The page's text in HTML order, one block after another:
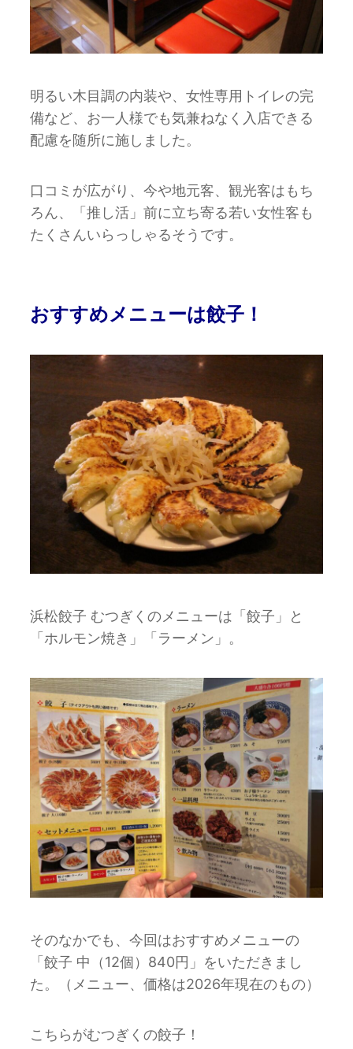
明るい木目調の内装や、女性専用トイレの完
備など、お一人様でも気兼ねなく入店できる
配慮を随所に施しました。
口コミが広がり、今や地元客、観光客はもち
ろん、「推し活」前に立ち寄る若い女性客も
たくさんいらっしゃるそうです。
おすすめメニューは餃子！
浜松餃子 むつぎくのメニューは「餃子」と
「ホルモン焼き」「ラーメン」。
そのなかでも、今回はおすすめメニューの
「餃子 中（12個）840円」をいただきまし
た。（メニュー、価格は2026年現在のもの）
こちらがむつぎくの餃子！